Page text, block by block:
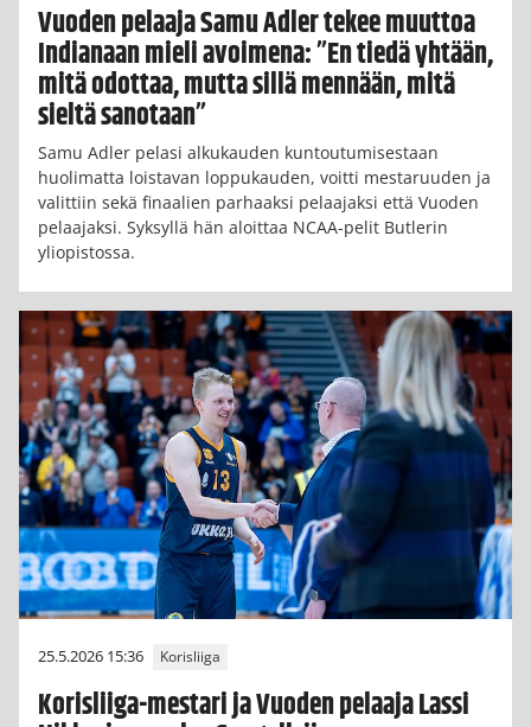
Vuoden pelaaja Samu Adler tekee muuttoa
Indianaan mieli avoimena: ”En tiedä yhtään,
mitä odottaa, mutta sillä mennään, mitä
sieltä sanotaan”
Samu Adler pelasi alkukauden kuntoutumisestaan
huolimatta loistavan loppukauden, voitti mestaruuden ja
valittiin sekä finaalien parhaaksi pelaajaksi että Vuoden
pelaajaksi. Syksyllä hän aloittaa NCAA-pelit Butlerin
yliopistossa.
25.5.2026 15:36 Korisliiga
Korisliiga-mestari ja Vuoden pelaaja Lassi